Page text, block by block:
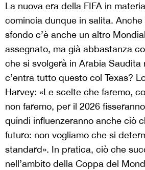
La nuova era della FIFA in
comincia dunque in salita.
sfondo c’è anche un altro
assegnato, ma già abbastanza
che si svolgerà in Arabia Saudita
c’entra tutto questo col Texas?
Harvey: «Le scelte che faremo,
non faremo, per il 2026
quindi influenzeranno anche ciò
futuro: non vogliamo che si
standard». In pratica, ciò che
nell’ambito della Coppa del